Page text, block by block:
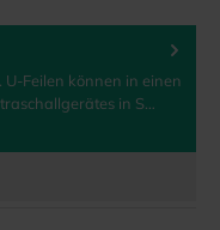
Feilen können in einen
in S…